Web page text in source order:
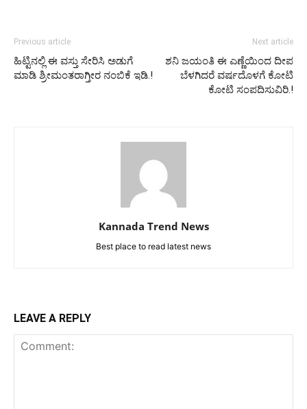
Previous article
ಹಿಟ್ಟಿನಲ್ಲಿ ಈ ವಸ್ತು ಸೇರಿಸಿ ಅಡುಗೆ
ಮಾಡಿ ಶ್ರೀಮಂತರಾಗ್ತೀರ ನಂಬಿಕೆ ಇಡಿ.!
Next article
ಶನಿ ಜಯಂತಿ ಈ ಎಣ್ಣೆಯಿಂದ ದೀಪ
ಬೆಳಗಿದರೆ ವರ್ಷದೊಳಗೆ ಕೋಟಿ
ಕೋಟಿ ಸಂಪದಿಸುವಿರಿ.!
Kannada Trend News
Best place to read latest news
LEAVE A REPLY